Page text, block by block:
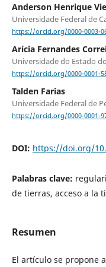
Anderson Henrique
Universidade Federal de
https://orcid.org/0000-0003-
Arícia Fernandes
Universidade do Estado
https://orcid.org/0000-0001-
Talden Farias
Universidade Federal de
https://orcid.org/0000-0001-
DOI: https://doi.org/
Palabras clave:
de tierras, acceso a la
Resumen
El artículo se propone